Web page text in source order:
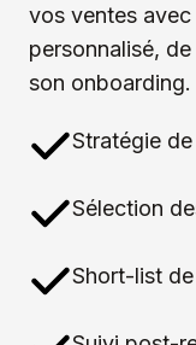
vos ventes
personnalisé,
son onboarding.
Stratégie
Sélection
Short-list